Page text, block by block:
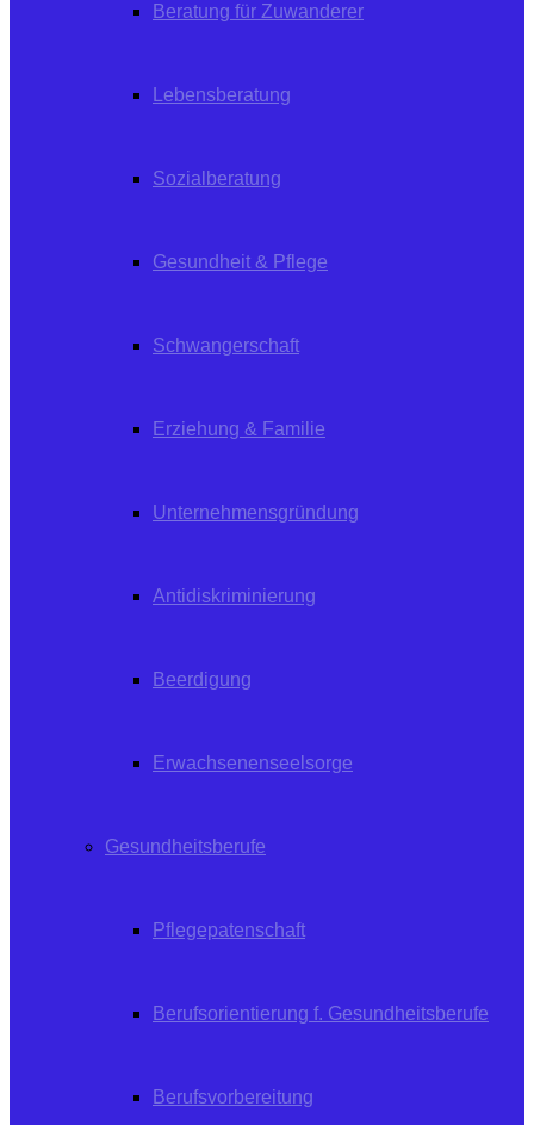
Beratung für Zuwanderer
Lebensberatung
Sozialberatung
Gesundheit & Pflege
Schwangerschaft
Erziehung & Familie
Unternehmensgründung
Antidiskriminierung
Beerdigung
Erwachsenenseelsorge
Gesundheitsberufe
Pflegepatenschaft
Berufsorientierung f. Gesundheitsberufe
Berufsvorbereitung